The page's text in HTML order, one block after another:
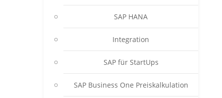
SAP HANA
Integration
SAP für StartUps
SAP Business One Preiskalkulation